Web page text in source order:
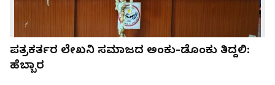
ಪತ್ರಕರ್ತರ ಲೇಖನಿ ಸಮಾಜದ ಅಂಕು-ಡೊಂಕು ತಿದ್ದಲಿ:
ಹೆಬ್ಬಾರ